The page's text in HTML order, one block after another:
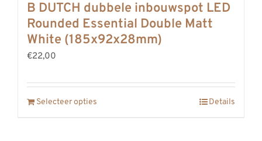
B DUTCH dubbele inbouwspot LED
Rounded Essential Double Matt
White (185x92x28mm)
€22,00
Selecteer opties Details